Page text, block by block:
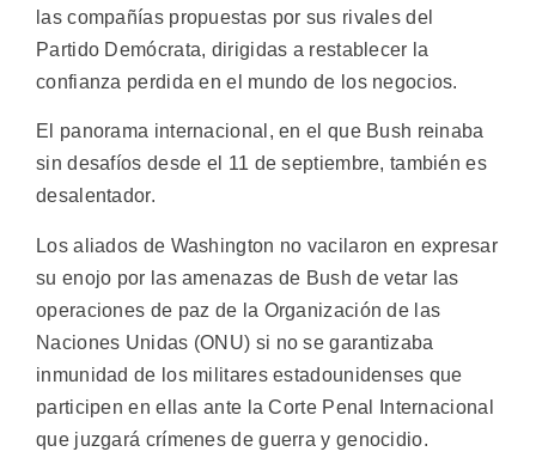
las compañías propuestas por sus rivales del
Partido Demócrata, dirigidas a restablecer la
confianza perdida en el mundo de los negocios.
El panorama internacional, en el que Bush reinaba
sin desafíos desde el 11 de septiembre, también es
desalentador.
Los aliados de Washington no vacilaron en expresar
su enojo por las amenazas de Bush de vetar las
operaciones de paz de la Organización de las
Naciones Unidas (ONU) si no se garantizaba
inmunidad de los militares estadounidenses que
participen en ellas ante la Corte Penal Internacional
que juzgará crímenes de guerra y genocidio.